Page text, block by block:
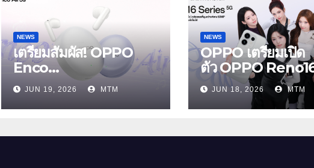
NEWS
เตรียมสัมผัส! OPPO
Enco
Air5s และ OPPO
Enco Air5 หูฟังไร้สาย
รุ่นใหม่ล่าสุด มาพร้อม
JUN 19, 2026 MTM
NEWS
OPPO เตรียมเปิด
ตัว OPPO
Series 5G พร้อม
ประกาศ
ER ในฐานะ
JUN 18, 2026 MTM